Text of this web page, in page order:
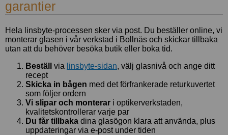
garantier
Hela linsbyte-processen sker via post. Du beställer online, vi
monterar glasen i vår verkstad i Bollnäs och skickar tillbaka
utan att du behöver besöka butik eller boka tid.
Beställ
via linsbyte-sidan, välj glasnivå och ange ditt
recept
Skicka in bågen med det förfrankerade returkuvertet
som följer ordern
Vi slipar och monterar i optikerverkstaden,
kvalitetskontrollerar varje par
Du får tillbaka dina glasögon klara att använda, plus
uppdateringar via e-post under tiden